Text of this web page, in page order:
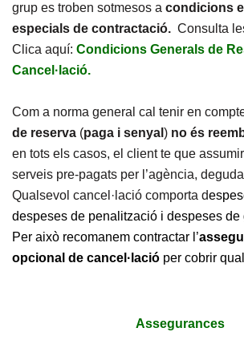
grup es troben sotmesos a condicions
especials de contractació. Consulta
Clica aquí: Condicions Generals de
Cancel·lació.
Com a norma general cal tenir en
de reserva (paga i senyal ) no és
en tots els casos, el client te que
serveis pre-pagats per l’agència,
Qualsevol cancel·lació comporta d
despeses de penalització i despeses de
Per això recomanem contractar l’
opcional de cancel·lació per cobrir
Assegurances